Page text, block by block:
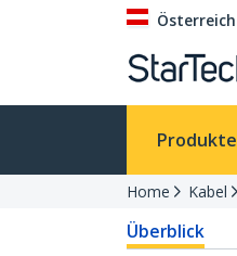
Österreich
Produkte
Home Kabel
Überblick